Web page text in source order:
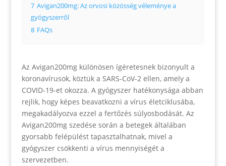
7 Avigan200mg: Az orvosi közösség véleménye a
gyógyszerről
8 FAQs
Az Avigan200mg különösen ígéretesnek bizonyult a
koronavírusok, köztük a SARS-CoV-2 ellen, amely a
COVID-19-et okozza. A gyógyszer hatékonysága abban
rejlik, hogy képes beavatkozni a vírus életciklusába,
megakadályozva ezzel a fertőzés súlyosbodását. Az
Avigan200mg szedése során a betegek általában
gyorsabb felépülést tapasztalhatnak, mivel a
gyógyszer csökkenti a vírus mennyiségét a
szervezetben.